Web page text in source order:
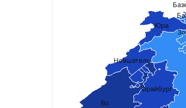
Невшатель
Юра
Фрайбург
Во